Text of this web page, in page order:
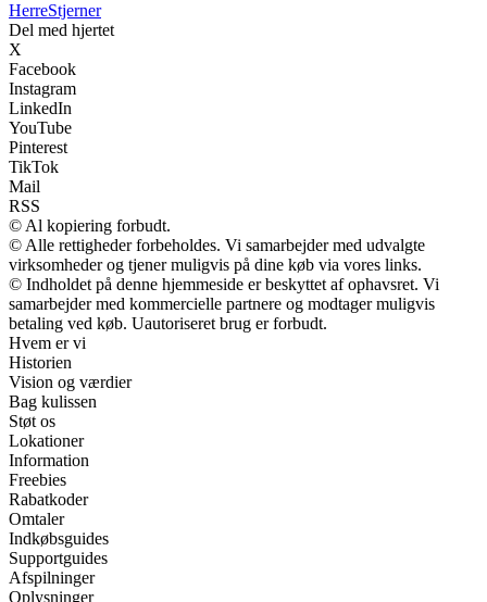
HerreStjerner
Del med hjertet
X
Facebook
Instagram
LinkedIn
YouTube
Pinterest
TikTok
Mail
RSS
© Al kopiering forbudt.
© Alle rettigheder forbeholdes. Vi samarbejder med udvalgte
virksomheder og tjener muligvis på dine køb via vores links.
© Indholdet på denne hjemmeside er beskyttet af ophavsret. Vi
samarbejder med kommercielle partnere og modtager muligvis
betaling ved køb. Uautoriseret brug er forbudt.
Hvem er vi
Historien
Vision og værdier
Bag kulissen
Støt os
Lokationer
Information
Freebies
Rabatkoder
Omtaler
Indkøbsguides
Supportguides
Afspilninger
Oplysninger